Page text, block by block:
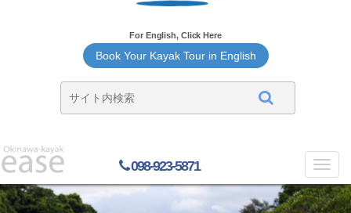
For English, Click Here
Book Your Kayak Tour in English
098-923-5871